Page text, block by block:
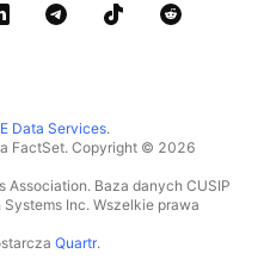
Data Services.
FactSet. Copyright © 2026
Baza danych CUSIP
Inc. Wszelkie prawa
Quartr.